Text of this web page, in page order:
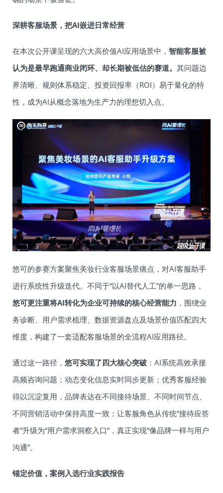
深耕客服场景，把AI嵌进日常经营
在本次公开课呈现的六大高价值AI应用场景中， 智能客服被
认为是最早跑通商业闭环、却长期被低估的赛道。 其问题边
界清晰、规则体系稳定、投资回报率（ROI）易于量化的特
性，成为AI从概念落地为生产力的理想切入点。
悠可的参赛方案聚焦美妆行业客服场景痛点，对AI客服助手
进行系统性升级迭代。不同于“以AI替代人工”的单一思路，
悠可更注重将AI转化为企业可持续的核心经营能力 ，围绕业
务诊断、用户需求梳理、数据资源盘点及场景价值匹配四大
维度，构建了一套适配客服场景的全流程AI应用路径。
通过这一路径， 悠可实现了四大核心突破 ：AI系统高效承接
高频咨询问题；动态变化信息实时同步更新；优秀客服经验
得以沉淀复用，品牌表达在不同接待场景、不同时间节点、
不同营销活动中保持高度一致；让客服角色从传统“接待应答
者”升级为“用户需求洞察入口”，真正实现“像品牌一样与用户
沟通”。
锚定价值，案例入选行业实践报告